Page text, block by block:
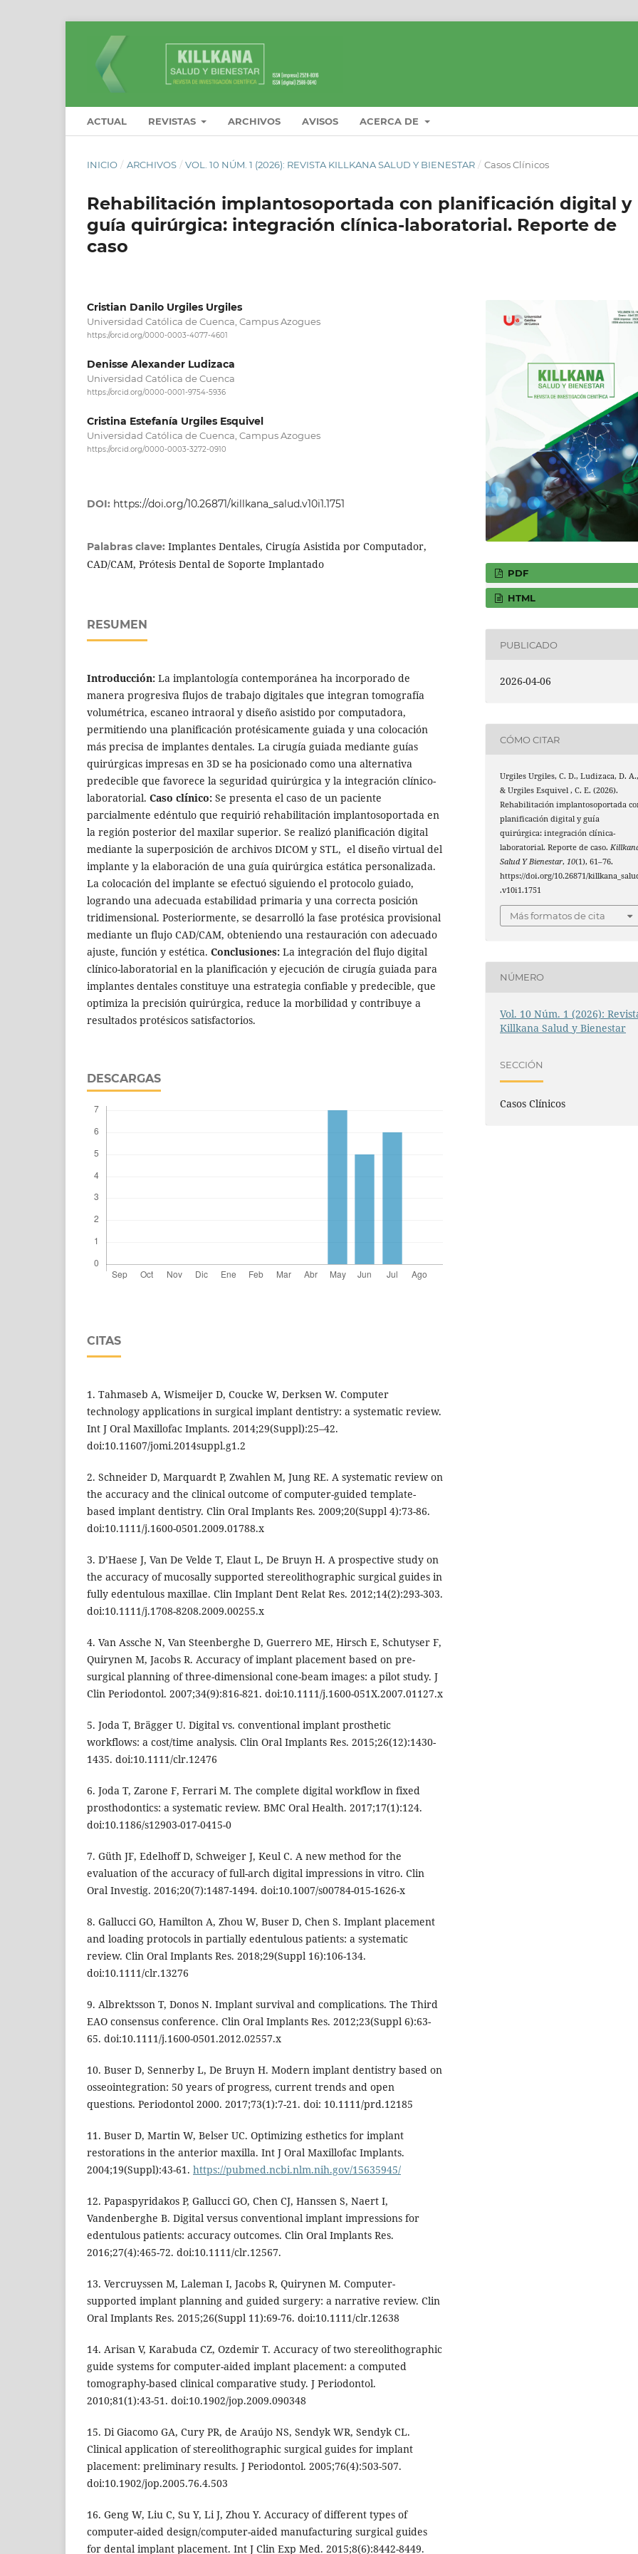
ACTUAL REVISTAS ARCHIVOS AVISOS ACERCA DE
INICIO / ARCHIVOS / VOL. 10 NÚM. 1 (2026): REVISTA KILLKANA SALUD Y BIENESTAR / Casos Clínicos
Rehabilitación implantosoportada con planificación digital y
guía quirúrgica: integración clínica-laboratorial. Reporte de
caso
Cristian Danilo Urgiles Urgiles
Universidad Católica de Cuenca, Campus Azogues
https://orcid.org/0000-0003-4077-4601
Denisse Alexander Ludizaca
Universidad Católica de Cuenca
https://orcid.org/0000-0001-9754-5936
Cristina Estefanía Urgiles Esquivel
Universidad Católica de Cuenca, Campus Azogues
https://orcid.org/0000-0003-3272-0910
DOI: https://doi.org/10.26871/killkana_salud.v10i1.1751
Palabras clave: Implantes Dentales, Cirugía Asistida por Computador,
CAD/CAM, Prótesis Dental de Soporte Implantado
RESUMEN
Introducción: La implantología contemporánea ha incorporado de
manera progresiva flujos de trabajo digitales que integran tomografía
volumétrica, escaneo intraoral y diseño asistido por computadora,
permitiendo una planificación protésicamente guiada y una colocación
más precisa de implantes dentales. La cirugía guiada mediante guías
quirúrgicas impresas en 3D se ha posicionado como una alternativa
predecible que favorece la seguridad quirúrgica y la integración clínico-
laboratorial. Caso clínico: Se presenta el caso de un paciente
parcialmente edéntulo que requirió rehabilitación implantosoportada en
la región posterior del maxilar superior. Se realizó planificación digital
mediante la superposición de archivos DICOM y STL, el diseño virtual del
implante y la elaboración de una guía quirúrgica estática personalizada.
La colocación del implante se efectuó siguiendo el protocolo guiado,
logrando una adecuada estabilidad primaria y una correcta posición
tridimensional. Posteriormente, se desarrolló la fase protésica provisional
mediante un flujo CAD/CAM, obteniendo una restauración con adecuado
ajuste, función y estética. Conclusiones: La integración del flujo digital
clínico-laboratorial en la planificación y ejecución de cirugía guiada para
implantes dentales constituye una estrategia confiable y predecible, que
optimiza la precisión quirúrgica, reduce la morbilidad y contribuye a
resultados protésicos satisfactorios.
DESCARGAS
CITAS
1. Tahmaseb A, Wismeijer D, Coucke W, Derksen W. Computer
technology applications in surgical implant dentistry: a systematic review.
Int J Oral Maxillofac Implants. 2014;29(Suppl):25–42.
doi:10.11607/jomi.2014suppl.g1.2
2. Schneider D, Marquardt P, Zwahlen M, Jung RE. A systematic review on
the accuracy and the clinical outcome of computer-guided template-
based implant dentistry. Clin Oral Implants Res. 2009;20(Suppl 4):73-86.
doi:10.1111/j.1600-0501.2009.01788.x
3. D’Haese J, Van De Velde T, Elaut L, De Bruyn H. A prospective study on
the accuracy of mucosally supported stereolithographic surgical guides in
fully edentulous maxillae. Clin Implant Dent Relat Res. 2012;14(2):293-303.
doi:10.1111/j.1708-8208.2009.00255.x
4. Van Assche N, Van Steenberghe D, Guerrero ME, Hirsch E, Schutyser F,
Quirynen M, Jacobs R. Accuracy of implant placement based on pre-
surgical planning of three-dimensional cone-beam images: a pilot study. J
Clin Periodontol. 2007;34(9):816-821. doi:10.1111/j.1600-051X.2007.01127.x
5. Joda T, Brägger U. Digital vs. conventional implant prosthetic
workflows: a cost/time analysis. Clin Oral Implants Res. 2015;26(12):1430-
1435. doi:10.1111/clr.12476
6. Joda T, Zarone F, Ferrari M. The complete digital workflow in fixed
prosthodontics: a systematic review. BMC Oral Health. 2017;17(1):124.
doi:10.1186/s12903-017-0415-0
7. Güth JF, Edelhoff D, Schweiger J, Keul C. A new method for the
evaluation of the accuracy of full-arch digital impressions in vitro. Clin
Oral Investig. 2016;20(7):1487-1494. doi:10.1007/s00784-015-1626-x
8. Gallucci GO, Hamilton A, Zhou W, Buser D, Chen S. Implant placement
and loading protocols in partially edentulous patients: a systematic
review. Clin Oral Implants Res. 2018;29(Suppl 16):106-134.
doi:10.1111/clr.13276
9. Albrektsson T, Donos N. Implant survival and complications. The Third
EAO consensus conference. Clin Oral Implants Res. 2012;23(Suppl 6):63-
65. doi:10.1111/j.1600-0501.2012.02557.x
10. Buser D, Sennerby L, De Bruyn H. Modern implant dentistry based on
osseointegration: 50 years of progress, current trends and open
questions. Periodontol 2000. 2017;73(1):7-21. doi: 10.1111/prd.12185
11. Buser D, Martin W, Belser UC. Optimizing esthetics for implant
restorations in the anterior maxilla. Int J Oral Maxillofac Implants.
2004;19(Suppl):43-61. https://pubmed.ncbi.nlm.nih.gov/15635945/
12. Papaspyridakos P, Gallucci GO, Chen CJ, Hanssen S, Naert I,
Vandenberghe B. Digital versus conventional implant impressions for
edentulous patients: accuracy outcomes. Clin Oral Implants Res.
2016;27(4):465-72. doi:10.1111/clr.12567.
13. Vercruyssen M, Laleman I, Jacobs R, Quirynen M. Computer-
supported implant planning and guided surgery: a narrative review. Clin
Oral Implants Res. 2015;26(Suppl 11):69-76. doi:10.1111/clr.12638
14. Arisan V, Karabuda CZ, Ozdemir T. Accuracy of two stereolithographic
guide systems for computer-aided implant placement: a computed
tomography-based clinical comparative study. J Periodontol.
2010;81(1):43-51. doi:10.1902/jop.2009.090348
15. Di Giacomo GA, Cury PR, de Araújo NS, Sendyk WR, Sendyk CL.
Clinical application of stereolithographic surgical guides for implant
placement: preliminary results. J Periodontol. 2005;76(4):503-507.
doi:10.1902/jop.2005.76.4.503
16. Geng W, Liu C, Su Y, Li J, Zhou Y. Accuracy of different types of
computer-aided design/computer-aided manufacturing surgical guides
for dental implant placement. Int J Clin Exp Med. 2015;8(6):8442-8449.
PDF
HTML
PUBLICADO
2026-04-06
CÓMO CITAR
Urgiles Urgiles, C. D., Ludizaca, D.
& Urgiles Esquivel , C. E. (2026).
Rehabilitación implantosoportada
planificación digital y guía
quirúrgica: integración clínica-
laboratorial. Reporte de caso.
Salud Y Bienestar,10(1), 61–76.
https://doi.org/10.26871/
.v10i1.1751
Más formatos de cita
NÚMERO
Vol. 10 Núm. 1 (2026):
Killkana Salud y Bienestar
SECCIÓN
Casos Clínicos